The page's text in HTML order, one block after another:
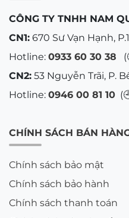
CÔNG TY TNHH NAM
CN1: 670 Sư Vạn Hạnh,
Hotline: 0933 60 30 38
CN2: 53 Nguyễn Trãi, P.
Hotline: 0946 00 81 10
CHÍNH SÁCH BÁN
Chính sách bảo mật
Chính sách bảo hành
Chính sách thanh toán